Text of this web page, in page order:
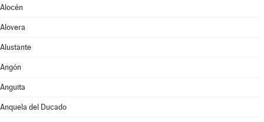
Alocén
Alovera
Alustante
Angón
Anguita
Anquela del Ducado